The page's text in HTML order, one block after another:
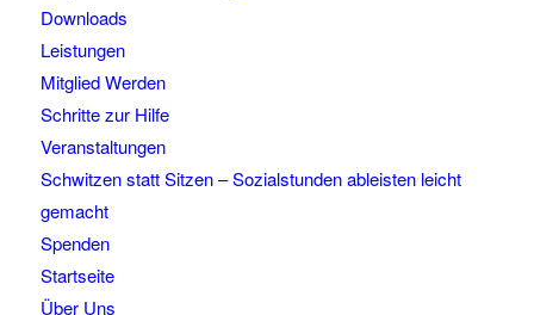
Downloads
Leistungen
Mitglied Werden
Schritte zur Hilfe
Veranstaltungen
Schwitzen statt Sitzen – Sozialstunden ableisten leicht
gemacht
Spenden
Startseite
Über Uns